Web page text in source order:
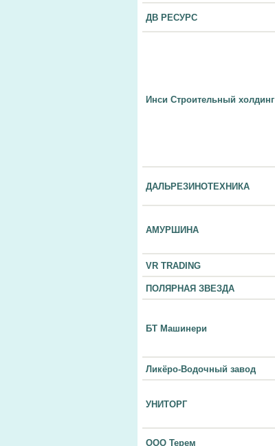
ДВ РЕСУРС
Инси Строительный холдинг
ДАЛЬРЕЗИНОТЕХНИКА
АМУРШИНА
VR TRADING
ПОЛЯРНАЯ ЗВЕЗДА
БТ Машинери
Ликёро-Водочный завод
УНИТОРГ
ООО Терем